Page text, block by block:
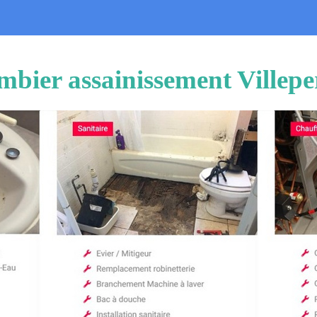
assainissement